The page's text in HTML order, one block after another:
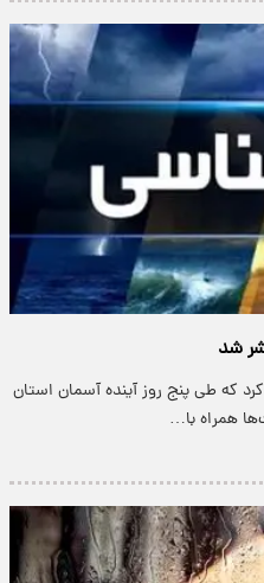
شد
که طی پنج روز آینده آسمان استان
همراه با…